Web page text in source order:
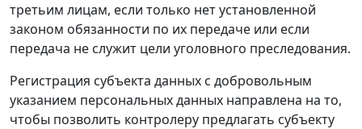
третьим лицам, если только нет установленной
законом обязанности по их передаче или если
передача не служит цели уголовного преследования.
Регистрация субъекта данных с добровольным
указанием персональных данных направлена на то,
чтобы позволить контролеру предлагать субъекту